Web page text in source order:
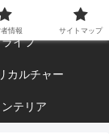
ライフ
カルチャー
ンテリア
情報 サイトマップ